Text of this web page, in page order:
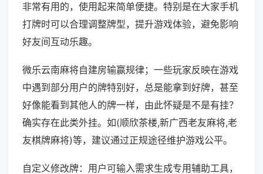
非常有用的，使用起来简单便捷。特别是在大家手机
打牌时可以合理调整牌型，提升游戏体验，避免影响
好友间互动乐趣。
微乐云南麻将自建房输赢规律；一些玩家反映在游戏
中遇到部分用户的牌特别好，总是能拿到好牌，甚至
好像能看到其他人的牌一样，由此怀疑是不是有挂？
确实存在此类外挂。如(顺欣茶楼,新广西老友麻将,老
友棋牌麻将)等，建议通过正规途径维护游戏公平。
自定义修改牌：用户可输入需求生成专用辅助工具，